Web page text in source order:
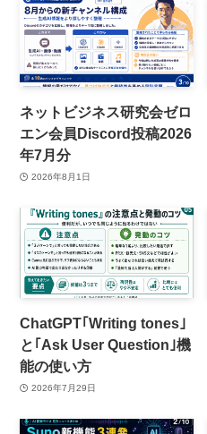
ネットビジネス研究会ゼロ
エン会員Discord投稿2026
年7月分
2026年8月1日
ChatGPT｢Writing tones｣
と｢Ask User Question｣機
能の使い方
2026年7月29日